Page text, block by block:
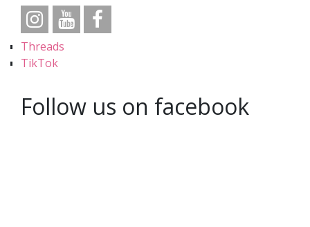
Threads
TikTok
Follow us on facebook